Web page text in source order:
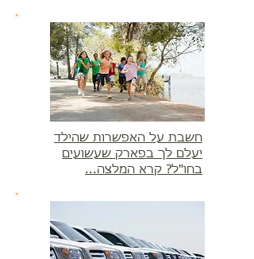
חשבת על האפשרות שהילד
יעלם לך בפארק שעשועים
בחו"ל? קרא המלצה...